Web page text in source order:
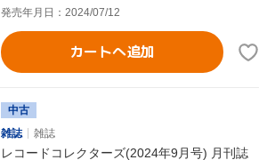
発売年月日：2024/07/12
カートへ追加
中古
雑誌
雑誌
レコードコレクターズ(2024年9月号) 月刊誌